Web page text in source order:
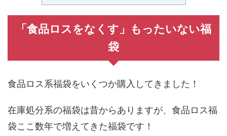
「食品ロスをなくす」もったいない福
袋
食品ロス系福袋をいくつか購入してきました！
在庫処分系の福袋は昔からありますが、食品ロス福
袋ここ数年で増えてきた福袋です！